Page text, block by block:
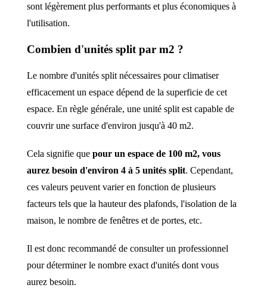
sont légèrement plus performants et plus économiques à
l'utilisation.
Combien d'unités split par m2 ?
Le nombre d'unités split nécessaires pour climatiser
efficacement un espace dépend de la superficie de cet
espace. En règle générale, une unité split est capable de
couvrir une surface d'environ jusqu'à 40 m2.
Cela signifie que pour un espace de 100 m2, vous
aurez besoin d'environ 4 à 5 unités split. Cependant,
ces valeurs peuvent varier en fonction de plusieurs
facteurs tels que la hauteur des plafonds, l'isolation de la
maison, le nombre de fenêtres et de portes, etc.
Il est donc recommandé de consulter un professionnel
pour déterminer le nombre exact d'unités dont vous
aurez besoin.